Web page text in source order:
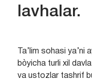
lavhalar.
Ta’lim sohasi ya’ni
bòyicha turli xil
va ustozlar tashrif